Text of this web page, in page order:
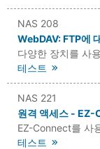
NAS 208
WebDAV: FTP에
다양한 장치를 사
테스트
NAS 221
원격 액세스 -
EZ-Connect를 사
테스트